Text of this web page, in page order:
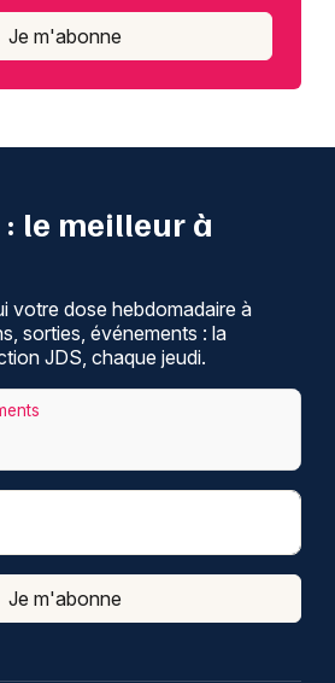
Je m'abonne
le meilleur à
votre dose hebdomadaire à
sorties, événements : la
JDS, chaque jeudi.
Je m'abonne